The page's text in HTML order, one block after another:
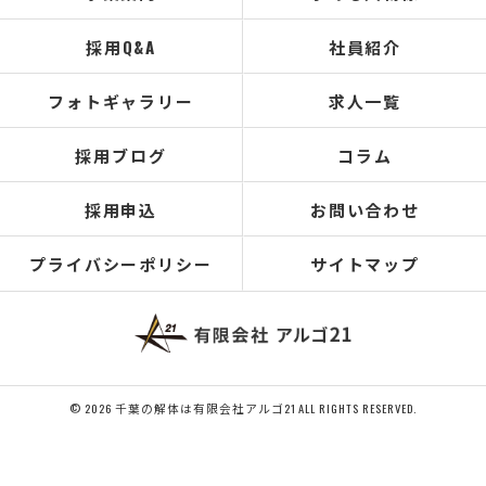
採用Q&A 社員紹介
フォトギャラリー 求人一覧
採用ブログ コラム
採用申込 お問い合わせ
プライバシーポリシー サイトマップ
© 2026 千葉の解体は有限会社アルゴ21 ALL RIGHTS RESERVED.